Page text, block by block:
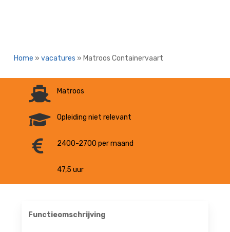
Home » vacatures » Matroos Containervaart
Matroos
Opleiding niet relevant
2400-2700 per maand
47,5 uur
Functieomschrijving